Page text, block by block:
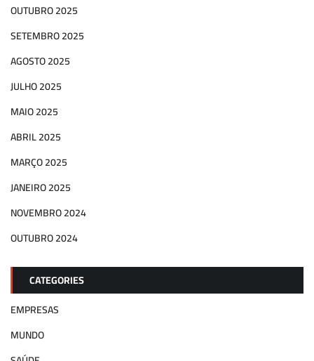
OUTUBRO 2025
SETEMBRO 2025
AGOSTO 2025
JULHO 2025
MAIO 2025
ABRIL 2025
MARÇO 2025
JANEIRO 2025
NOVEMBRO 2024
OUTUBRO 2024
CATEGORIES
EMPRESAS
MUNDO